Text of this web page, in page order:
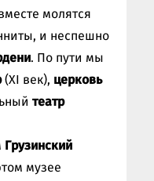
молятся
и неспешно
. По пути мы
(XI век), церковь
театр
Грузинский
музее